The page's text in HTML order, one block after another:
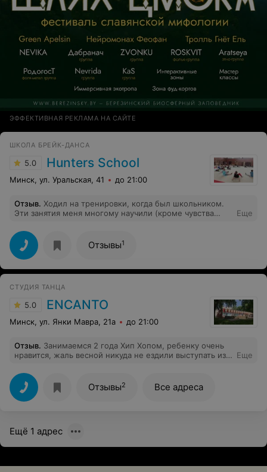
ЭФФЕКТИВНАЯ РЕКЛАМА НА САЙТЕ
​ШКОЛА БРЕЙК-ДАНСА
5.0 Hunters School
Минск, ул. Уральская, 41 до 21:00
Отзыв. Ходил на тренировки, когда был школьником.
Эти занятия меня многому научили (кроме чувства
многие элементы я, когда сейчас пытаюсь повторить,
то искренне не понимаю, как мог их тогда делать в
течение всего тренировочного дня. Очень крутой
опыт, внимательный тренер и позитивное сообщество.
Если любишь брейк, то тренируйся усердно, ведь пока
сделает. Мир!
Еще
Отзывы1
СТУДИЯ ТАНЦА
5.0 ENCANTO
Минск, ул. Янки Мавра, 21а до 21:00
Отзыв. Занимаемся 2 года Хип Хопом, ребенку очень
нравится, жаль весной никуда не ездили выступать из-
нескольких конкурсах (даже 1 и 2-е место заняли).
Чистенький зал, приятный персонал, тренер хороший
Еще
Отзывы2 Все адреса
Ещё 1 адрес